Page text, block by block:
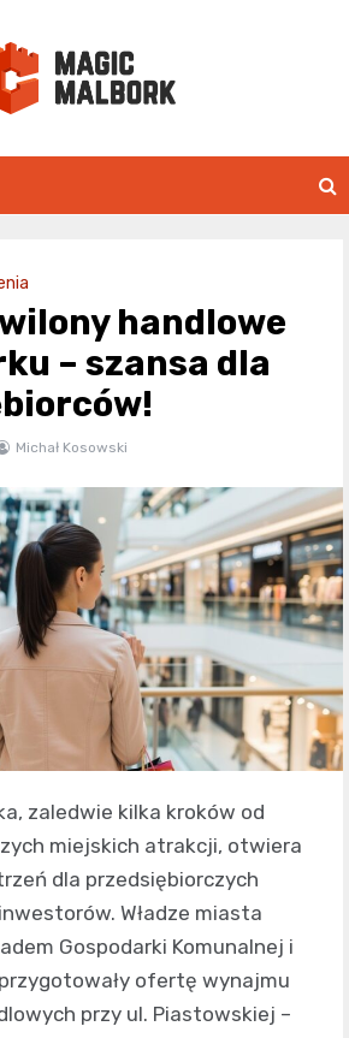
handlowe
– szansa dla
Michał Kosowski
zaledwie kilka kroków od
miejskich atrakcji, otwiera
dla przedsiębiorczych
Władze miasta
Gospodarki Komunalnej i
ofertę wynajmu
przy ul. Piastowskiej –